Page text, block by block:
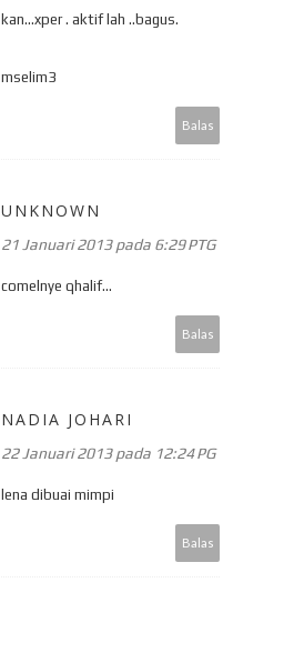
kan...xper . aktif lah ..bagus.
mselim3
Balas
UNKNOWN
21 Januari 2013 pada 6:29 PTG
comelnye qhalif...
Balas
NADIA JOHARI
22 Januari 2013 pada 12:24 PG
lena dibuai mimpi
Balas